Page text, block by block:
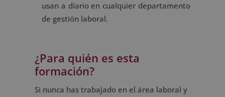
usan a diario en cualquier departamento
de gestión laboral.
¿Para quién es esta
formación?
Si nunca has trabajado en el área laboral y